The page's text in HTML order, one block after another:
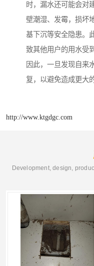
时，漏水还可能会对
壁潮湿、发霉，损坏
基下沉等安全隐患。
致其他用户的用水受
因此，一旦发现自来
复，以避免造成更大
http://www.ktgdgc.com
Development, design,